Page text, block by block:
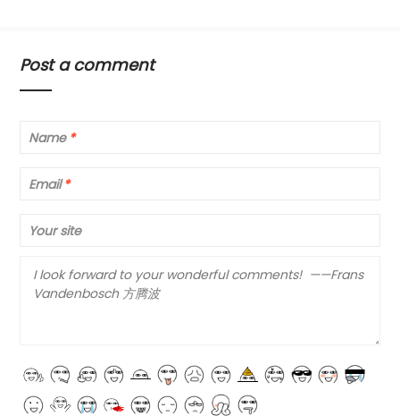
Post a comment
Name *
Email *
Your site